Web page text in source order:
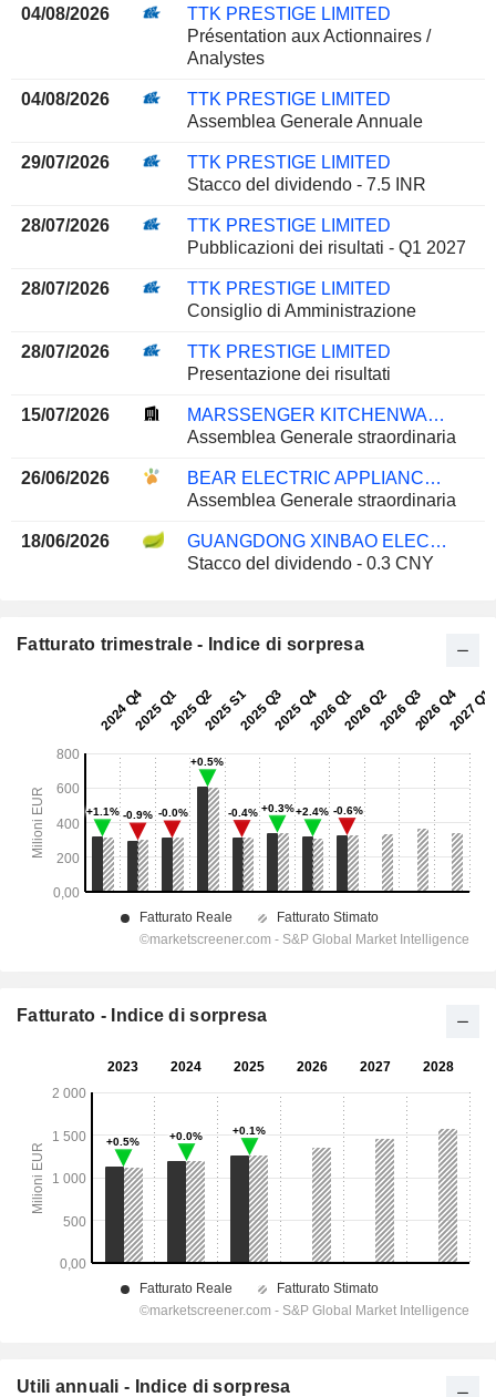
04/08/2026
TTK PRESTIGE LIMITED
Présentation aux Actionnaires /
Analystes
04/08/2026
TTK PRESTIGE LIMITED
Assemblea Generale Annuale
29/07/2026
TTK PRESTIGE LIMITED
Stacco del dividendo - 7.5 INR
28/07/2026
TTK PRESTIGE LIMITED
Pubblicazioni dei risultati - Q1 2027
28/07/2026
TTK PRESTIGE LIMITED
Consiglio di Amministrazione
28/07/2026
TTK PRESTIGE LIMITED
Presentazione dei risultati
15/07/2026
MARSSENGER KITCHENWARE CO., LTD.
Assemblea Generale straordinaria
26/06/2026
BEAR ELECTRIC APPLIANCE CO.,LTD.
Assemblea Generale straordinaria
18/06/2026
GUANGDONG XINBAO ELECTRICAL APPLIANCES HOLDINGS CO., LTD
Stacco del dividendo - 0.3 CNY
Fatturato trimestrale - Indice di sorpresa
Fatturato - Indice di sorpresa
Utili annuali - Indice di sorpresa